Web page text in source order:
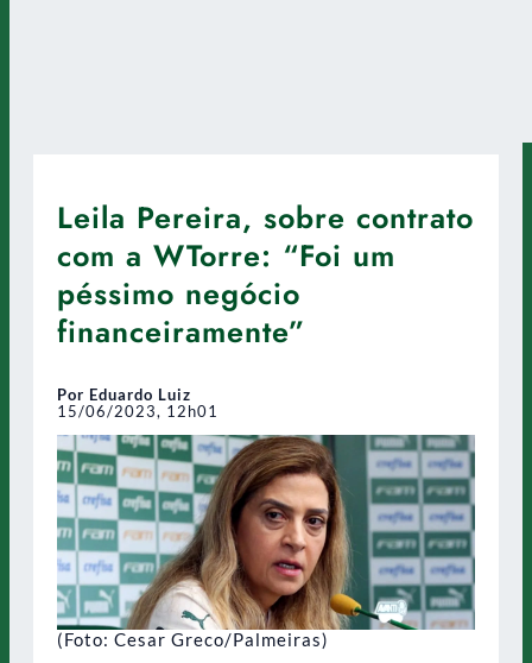
Leila Pereira, sobre contrato
com a WTorre: “Foi um
péssimo negócio
financeiramente”
Por Eduardo Luiz
15/06/2023, 12h01
(Foto: Cesar Greco/Palmeiras)